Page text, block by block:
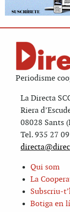
Periodisme
La Directa
Riera
08028 Sants
Tel. 935 27
Qui som
La
Subscriu-
Botiga en